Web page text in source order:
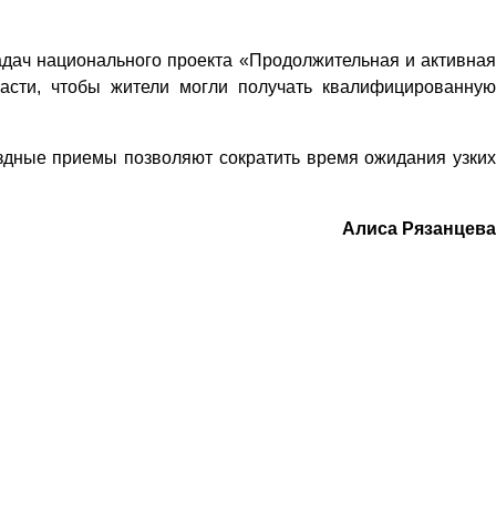
национального проекта «Продолжительная и активная
чтобы жители могли получать квалифицированную
приемы позволяют сократить время ожидания узких
Алиса Рязанцева